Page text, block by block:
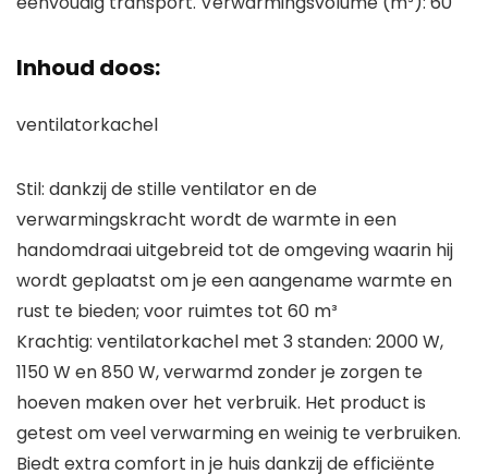
Inhoud doos:
ventilatorkachel
Stil: dankzij de stille ventilator en de
verwarmingskracht wordt de warmte in een
handomdraai uitgebreid tot de omgeving waarin hij
wordt geplaatst om je een aangename warmte en
rust te bieden; voor ruimtes tot 60 m³
Krachtig: ventilatorkachel met 3 standen: 2000 W,
1150 W en 850 W, verwarmd zonder je zorgen te
hoeven maken over het verbruik. Het product is
getest om veel verwarming en weinig te verbruiken.
Biedt extra comfort in je huis dankzij de efficiënte